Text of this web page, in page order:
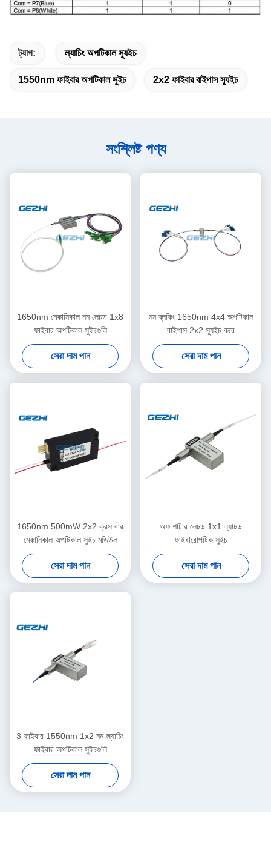
ট্যাগ: ল্যাচিং অপটিকাল স্যুইচ
1550nm ফাইবার অপটিকাল সুইচ 2x2 ফাইবার বাইপাস স্যুইচ
সংশ্লিষ্ট পণ্য
1650nm মেকানিকাল নন লেচড 1x8
ফাইবার অপটিকাল সুইচগুলি
সেরা দাম পান
নন ব্লকিং 1650nm 4x4 অপটিকাল
বাইপাস 2x2 স্যুইচ করে
সেরা দাম পান
1650nm 500mW 2x2 ক্রস বার
মেকানিকাল অপটিকাল সুইচ মডিউল
সেরা দাম পান
অফ শাটার লেচড 1x1 ল্যাচড
ফাইবারোপটিক সুইচ
সেরা দাম পান
3 ফাইবার 1550nm 1x2 নন-ল্যাচিং
ফাইবার অপটিকাল সুইচগুলি
সেরা দাম পান